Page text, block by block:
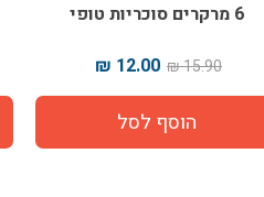
6 מרקרים סוכריות טופי
15.90 ₪
12.00 ₪